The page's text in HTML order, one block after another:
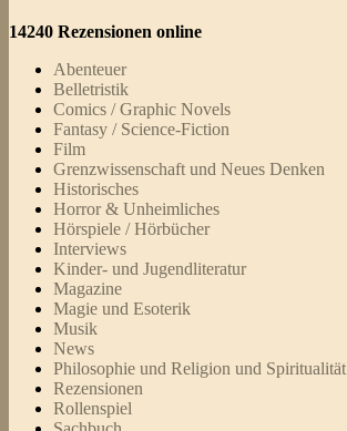
14240 Rezensionen online
Abenteuer
Belletristik
Comics / Graphic Novels
Fantasy / Science-Fiction
Film
Grenzwissenschaft und Neues Denken
Historisches
Horror & Unheimliches
Hörspiele / Hörbücher
Interviews
Kinder- und Jugendliteratur
Magazine
Magie und Esoterik
Musik
News
Philosophie und Religion und Spiritualität
Rezensionen
Rollenspiel